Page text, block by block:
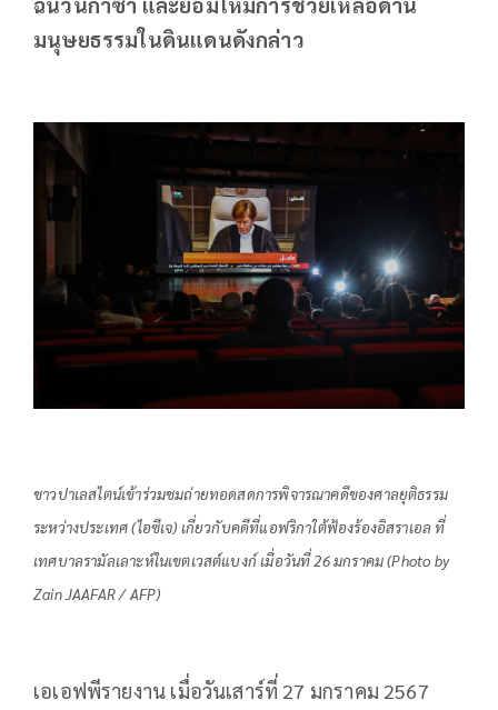
มนุษยธรรมในดินแดนดังกล่าว
ชาวปาเลสไตน์เข้าร่วมชมถ่ายทอดสดการพิจารณาคดีของศาลยุติธรรม
ระหว่างประเทศ (ไอซีเจ) เกี่ยวกับคดีที่แอฟริกาใต้ฟ้องร้องอิสราเอล ที่
เทศบาลรามัลเลาะห์ในเขตเวสต์แบงก์ เมื่อวันที่ 26 มกราคม (Photo by
Zain JAAFAR / AFP)
เอเอฟพีรายงาน เมื่อวันเสาร์ที่ 27 มกราคม 2567